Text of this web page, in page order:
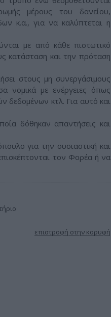
μέρους του δανείου,
κ.α., για να καλύπτεται η
με από κάθε πιστωτικό
κατάσταση και την πρόταση
στους μη συνεργάσιμους
νομικά με ενέργειες όπως
δεδομένων κτλ. Για αυτό και
δόθηκαν απαντήσεις και
για την ουσιαστική και
τον Φορέα ή να
επιστροφή στην κορυφή